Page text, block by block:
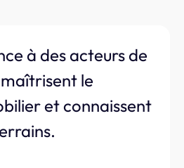
à des acteurs de
le
et connaissent